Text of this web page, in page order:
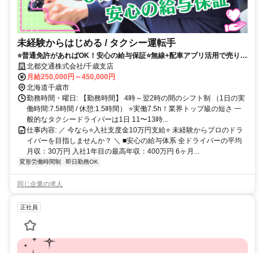
未経験からはじめる / タクシー運転手
⭐普通免許があればOK！安心の給与保証⭐無線+配車アプリ活用で売り上
げ増大中⭐20代～70代まで幅広く活躍！⭐
北都交通株式会社/千歳支店
月給250,000円～450,000円
北海道千歳市
勤務時間・曜日: 【勤務時間】 4時～翌2時の間のシフト制 （1日の実
働時間:7.5時間 / 休憩:1.5時間） ⭐実働7.5h！業界トップ級の短さ 一
般的なタクシードライバーは1日 11〜13時...
仕事内容: ／ 今なら⭐入社支度金10万円支給⭐ 未経験からプロのドラ
イバーを目指しませんか？ ＼ ■安心の給与体系 全ドライバーの平均
月収：30万円 入社1年目の最高年収：400万円 6ヶ月...
変形労働時間制 即日勤務OK
同じ企業の求人
正社員